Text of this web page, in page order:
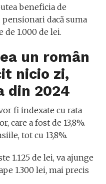
beneficia de
dacă suma
1.000 de lei.
un român
nicio zi,
din 2024
fi indexate cu rata
care a fost de 13,8%.
tot cu 13,8%.
1.125 de lei, va ajunge
1.300 lei, mai precis